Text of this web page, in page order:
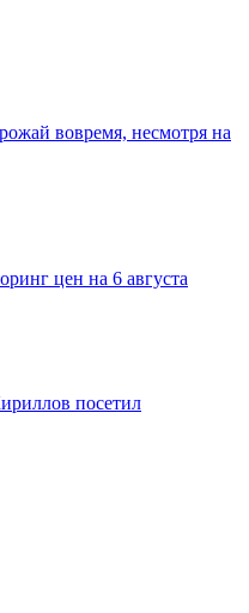
вовремя, несмотря на
цен на 6 августа
посетил